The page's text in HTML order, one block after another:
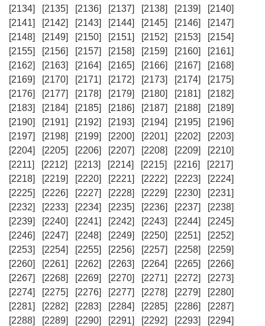
[2134]
[2135] [2136] [2137] [2138] [2139]
[2140]
[2141]
[2142] [2143] [2144] [2145] [2146]
[2147]
[2148]
[2149] [2150] [2151] [2152] [2153]
[2154]
[2155]
[2156] [2157] [2158] [2159] [2160]
[2161]
[2162]
[2163] [2164] [2165] [2166] [2167]
[2168]
[2169]
[2170] [2171] [2172] [2173] [2174]
[2175]
[2176]
[2177] [2178] [2179] [2180] [2181]
[2182]
[2183]
[2184] [2185] [2186] [2187] [2188]
[2189]
[2190]
[2191] [2192] [2193] [2194] [2195]
[2196]
[2197]
[2198] [2199] [2200] [2201] [2202]
[2203]
[2204]
[2205] [2206] [2207] [2208] [2209]
[2210]
[2211]
[2212] [2213] [2214] [2215] [2216]
[2217]
[2218]
[2219] [2220] [2221] [2222] [2223]
[2224]
[2225]
[2226] [2227] [2228] [2229] [2230]
[2231]
[2232]
[2233] [2234] [2235] [2236] [2237]
[2238]
[2239]
[2240] [2241] [2242] [2243] [2244]
[2245]
[2246]
[2247] [2248] [2249] [2250] [2251]
[2252]
[2253]
[2254] [2255] [2256] [2257] [2258]
[2259]
[2260]
[2261] [2262] [2263] [2264] [2265]
[2266]
[2267]
[2268] [2269] [2270] [2271] [2272]
[2273]
[2274]
[2275] [2276] [2277] [2278] [2279]
[2280]
[2281]
[2282] [2283] [2284] [2285] [2286]
[2287]
[2288]
[2289] [2290] [2291] [2292] [2293]
[2294]